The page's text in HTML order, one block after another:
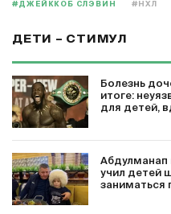
#ДЖЕЙККОБ СЛЭВИН #НХЛ
ДЕТИ – СТИМУЛ
Болезнь
итоге:
для детей,
Абдулманап
учил детей
заниматься